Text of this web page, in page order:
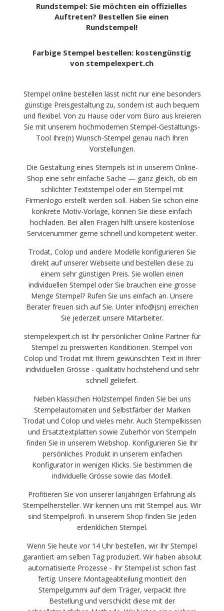
Rundstempel: Sie möchten ein offizielles
Auftreten? Bestellen Sie einen
Rundstempel!
Farbige Stempel bestellen: kostengünstig
von stempelexpert.ch
Stempel online bestellen lässt nicht nur eine besonders
günstige Preisgestaltung zu, sondern ist auch bequem
und flexibel. Von zu Hause oder vom Büro aus kreieren
Sie mit unserem hochmodernen Stempel-Gestaltungs-
Tool Ihre(n) Wunsch-Stempel genau nach Ihren
Vorstellungen.
Die Gestaltung eines Stempels ist in unserem Online-
Shop eine sehr einfache Sache — ganz gleich, ob ein
schlichter Textstempel oder ein Stempel mit
Firmenlogo erstellt werden soll. Haben Sie schon eine
konkrete Motiv-Vorlage, können Sie diese einfach
hochladen. Bei allen Fragen hilft unsere kostenlose
Servicenummer gerne schnell und kompetent weiter.
Trodat, Colop und andere Modelle konfigurieren Sie
direkt auf unserer Webseite und bestellen diese zu
einem sehr günstigen Preis. Sie wollen einen
individuellen Stempel oder Sie brauchen eine grosse
Menge Stempel? Rufen Sie uns einfach an. Unsere
Berater freuen sich auf Sie. Unter info@(sn) erreichen
Sie jederzeit unsere Mitarbeiter.
stempelexpert.ch ist Ihr persönlicher Online Partner für
Stempel zu preiswerten Konditionen. Stempel von
Colop und Trodat mit Ihrem gewünschten Text in Ihrer
individuellen Grösse - qualitativ hochstehend und sehr
schnell geliefert.
Neben klassichen Holzstempel finden Sie bei uns
Stempelautomaten und Selbstfärber der Marken
Trodat und Colop und vieles mehr. Auch Stempelkissen
und Ersatztextplatten sowie Zuberhör von Stempeln
finden Sie in unserem Webshop. Konfigurieren Sie Ihr
persönliches Produkt in unserem einfachen
Konfigurator in wenigen Klicks. Sie bestimmen die
individuelle Grösse sowie das Modell.
Profitieren Sie von unserer lanjährigen Erfahrung als
Stempelhersteller. Wir kennen uns mit Stempel aus. Wir
sind Stempelprofi. In unserem Shop finden Sie jeden
erdenklichen Stempel.
Wenn Sie heute vor 14 Uhr bestellen, wir Ihr Stempel
garantiert am selben Tag produziert. Wir haben absolut
automatisierte Prozesse - Ihr Stempel ist schon fast
fertig. Unsere Montageabteilung montiert den
Stempelgummi auf dem Träger, verpackt Ihre
Bestellung und verschickt diese mit der